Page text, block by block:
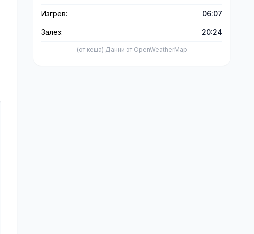
Изгрев: 06:07
Залез: 20:24
(от кеша) Данни от OpenWeatherMap